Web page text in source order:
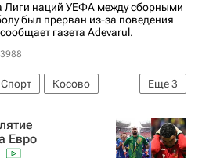
Лиги наций УЕФА между сборными
был прерван из-за поведения
газета Adevarul.
Еще3
Спорт
Косово
Лига Наций
Евро